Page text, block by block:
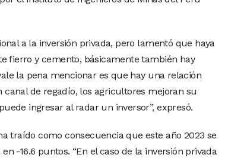
a la inversión privada, pero lamentó que haya
fierro y cemento, básicamente también hay
la pena mencionar es que hay una relación
de regadío, los agricultores mejoran su
ingresar al radar un inversor”, expresó.
traído como consecuencia que este año 2023 se
-16.6 puntos. “En el caso de la inversión privada